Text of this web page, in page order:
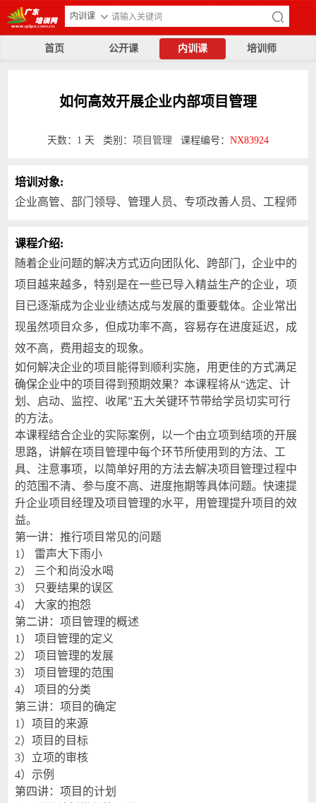
内训课
首页 公开课 内训课 培训师
如何高效开展企业内部项目管理
天数：1 天 类别： 项目管理 课程编号： NX83924
培训对象:
企业高管、部门领导、管理人员、专项改善人员、工程师
课程介绍:
随着企业问题的解决方式迈向团队化、跨部门，企业中的
项目越来越多，特别是在一些已导入精益生产的企业，项
目已逐渐成为企业业绩达成与发展的重要载体。企业常出
现虽然项目众多，但成功率不高，容易存在进度延迟，成
效不高，费用超支的现象。
如何解决企业的项目能得到顺利实施，用更佳的方式满足
确保企业中的项目得到预期效果？本课程将从“选定、计
划、启动、监控、收尾”五大关键环节带给学员切实可行
的方法。
本课程结合企业的实际案例，以一个由立项到结项的开展
思路，讲解在项目管理中每个环节所使用到的方法、工
具、注意事项，以简单好用的方法去解决项目管理过程中
的范围不清、参与度不高、进度拖期等具体问题。快速提
升企业项目经理及项目管理的水平，用管理提升项目的效
益。
第一讲：推行项目常见的问题
1）
雷声大下雨小
2）
三个和尚没水喝
3）
只要结果的误区
4）
大家的抱怨
第二讲：项目管理的概述
1）
项目管理的定义
2）
项目管理的发展
3）
项目管理的范围
4）
项目的分类
第三讲：项目的确定
1 ）项目的来源
2）项目的目标
3）立项的审核
4）示例
第四讲：项目的计划